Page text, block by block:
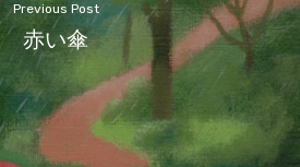
Previous Post
赤い傘